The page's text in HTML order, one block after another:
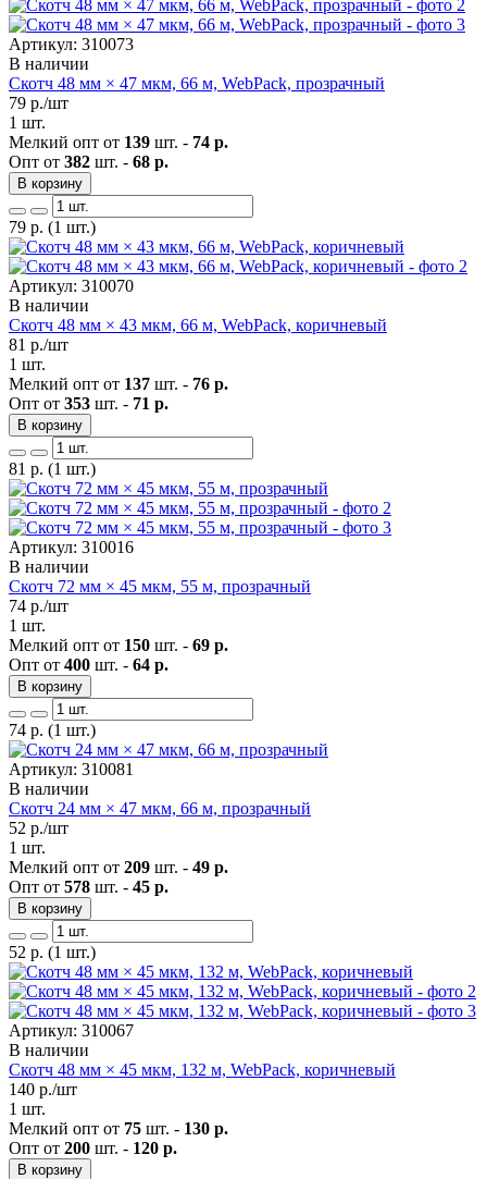
Артикул: 310073
В наличии
Скотч 48 мм × 47 мкм, 66 м, WebPack, прозрачный
79 р./шт
1 шт.
Мелкий опт от 139 шт. - 74 р.
Опт от 382 шт. - 68 р.
В корзину
79 р. (1 шт.)
Артикул: 310070
В наличии
Скотч 48 мм × 43 мкм, 66 м, WebPack, коричневый
81 р./шт
1 шт.
Мелкий опт от 137 шт. - 76 р.
Опт от 353 шт. - 71 р.
В корзину
81 р. (1 шт.)
Артикул: 310016
В наличии
Скотч 72 мм × 45 мкм, 55 м, прозрачный
74 р./шт
1 шт.
Мелкий опт от 150 шт. - 69 р.
Опт от 400 шт. - 64 р.
В корзину
74 р. (1 шт.)
Артикул: 310081
В наличии
Скотч 24 мм × 47 мкм, 66 м, прозрачный
52 р./шт
1 шт.
Мелкий опт от 209 шт. - 49 р.
Опт от 578 шт. - 45 р.
В корзину
52 р. (1 шт.)
Артикул: 310067
В наличии
Скотч 48 мм × 45 мкм, 132 м, WebPack, коричневый
140 р./шт
1 шт.
Мелкий опт от 75 шт. - 130 р.
Опт от 200 шт. - 120 р.
В корзину